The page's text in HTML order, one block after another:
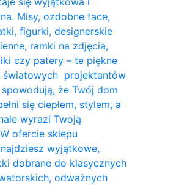
Misy, ozdobne tace,
figurki, designerskie
ramki na zdjęcia,
czy patery – te piękne
światowych projektantów
że Twój dom
się ciepłem, stylem, a
wyrazi Twoją
ofercie sklepu
wyjątkowe,
dobrane do klasycznych
odważnych